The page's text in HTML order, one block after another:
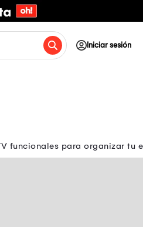
Iniciar sesión
funcionales para organizar tu